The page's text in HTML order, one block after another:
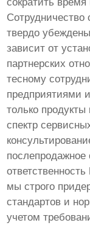
сократить
твердо
зависит от
партнерских
тесному
предприятиями
только
спектр
послепродажное
мы строго
стандартов и
учетом